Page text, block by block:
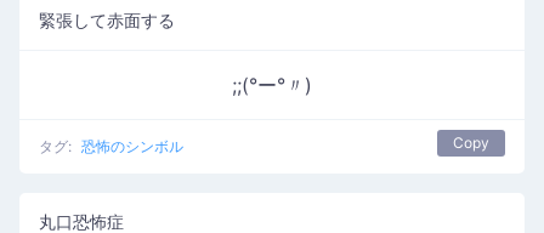
緊張して赤面する
;;(°ー°〃)
タグ: 恐怖のシンボル Copy
丸口恐怖症